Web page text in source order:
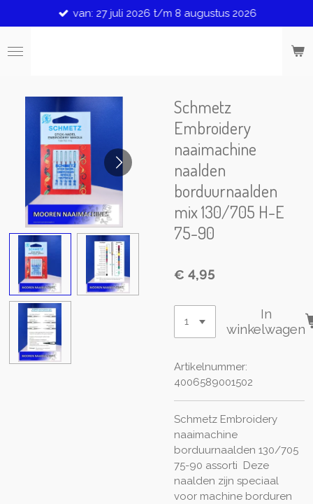
direct
naar
de
van: 27 juli 2026 t/m 8 augustus 2026
Schmetz
Embroidery
naaimachine
naalden
borduurnaalden
mix 130/705 H-E
75-90
€ 4,95
In
winkelwagen
Artikelnummer:
4006589001502
Schmetz Embroidery
naaimachine
borduurnaalden 130/705
75-90 assorti Deze
naalden zijn speciaal
voor machine borduren